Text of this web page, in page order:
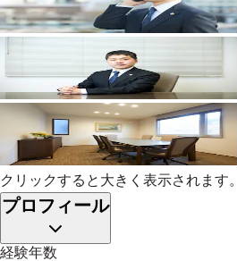
クリックすると大きく表示されます。
プロフィール
経験年数